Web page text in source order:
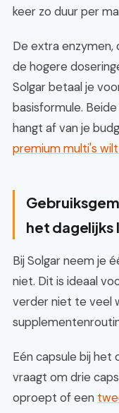
keer zo duur per
De extra enzymen,
de hogere
Solgar betaal je
basisformule.
hangt af van je
premium multi's
het dagelijks
Bij Solgar neem je
niet. Dit is ideaal
verder niet te veel
Eén capsule bij het
vraagt om drie
oproept of een